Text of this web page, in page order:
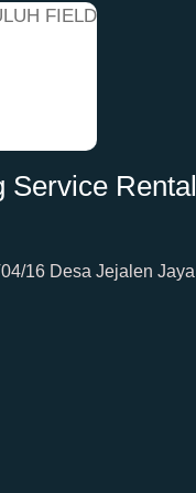
Service Rental
16 Desa Jejalen Jaya